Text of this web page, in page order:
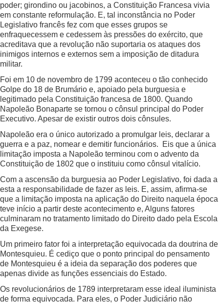
poder; girondino ou jacobinos, a Constituição Francesa vivia
em constante reformulação. E, tal inconstância no Poder
Legislativo francês fez com que esses grupos se
enfraquecessem e cedessem às pressões do exército, que
acreditava que a revolução não suportaria os ataques dos
inimigos internos e externos sem a imposição de ditadura
militar.
Foi em 10 de novembro de 1799 aconteceu o tão conhecido
Golpe do 18 de Brumário e, apoiado pela burguesia e
legitimado pela Constituição francesa de 1800. Quando
Napoleão Bonaparte se tornou o cônsul principal do Poder
Executivo. Apesar de existir outros dois cônsules.
Napoleão era o único autorizado a promulgar leis, declarar a
guerra e a paz, nomear e demitir funcionários. Eis que a única
limitação imposta a Napoleão terminou com o advento da
Constituição de 1802 que o instituiu como cônsul vitalício.
Com a ascensão da burguesia ao Poder Legislativo, foi dada a
esta a responsabilidade de fazer as leis. E, assim, afirma-se
que a limitação imposta na aplicação do Direito naquela época
teve início a partir deste acontecimento e, Alguns fatores
culminaram no tratamento limitado do Direito dado pela Escola
da Exegese.
Um primeiro fator foi a interpretação equivocada da doutrina de
Montesquieu. É cediço que o ponto principal do pensamento
de Montesquieu é a ideia da separação dos poderes que
apenas divide as funções essenciais do Estado.
Os revolucionários de 1789 interpretaram esse ideal iluminista
de forma equivocada. Para eles, o Poder Judiciário não